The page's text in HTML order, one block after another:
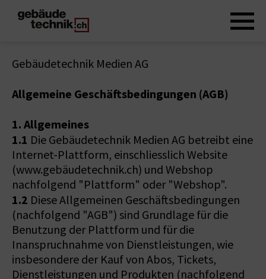
Gebäudetechnik Medien AG
Allgemeine Geschäftsbedingungen (AGB)
1. Allgemeines
1.1 Die Gebäudetechnik Medien AG betreibt eine
Internet-Plattform, einschliesslich Website
(www.gebäudetechnik.ch) und Webshop
nachfolgend "Plattform" oder "Webshop".
1.2 Diese Allgemeinen Geschäftsbedingungen
(nachfolgend "AGB") sind Grundlage für die
Benutzung der Plattform und für die
Inanspruchnahme von Dienstleistungen, wie
insbesondere der Kauf von Abos, Tickets,
Dienstleistungen und Produkten (nachfolgend